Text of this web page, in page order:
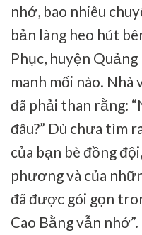
nhớ, bao nhiêu
bản làng heo hút
Phục, huyện
manh mối nào. Nhà
đã phải than rằng:
đâu?” Dù chưa tìm
của bạn bè đồng
phương và của
đã được gói gọn
Cao Bằng vẫn